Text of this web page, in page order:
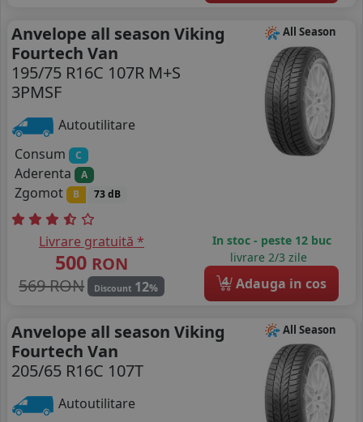
All Season
Anvelope all season Viking
Fourtech Van
195/75 R16C 107R M+S
3PMSF
Autoutilitare
Consum
C
Aderenta A
Zgomot B 73 dB
Livrare gratuită *
500 RON
569 RON
Discount 12%
In stoc - peste 12 buc
livrare 2/3 zile
4 Adauga in cos
All Season
Anvelope all season Viking
Fourtech Van
205/65 R16C 107T
Autoutilitare